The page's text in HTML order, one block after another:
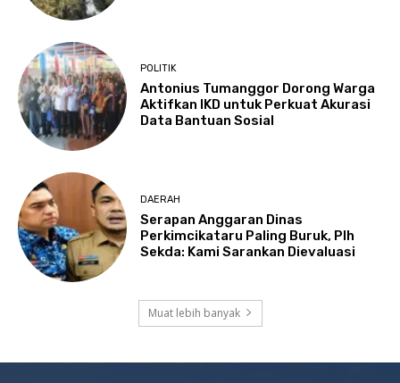
POLITIK
Antonius Tumanggor Dorong Warga
Aktifkan IKD untuk Perkuat Akurasi
Data Bantuan Sosial
DAERAH
Serapan Anggaran Dinas
Perkimcikataru Paling Buruk, Plh
Sekda: Kami Sarankan Dievaluasi
Muat lebih banyak